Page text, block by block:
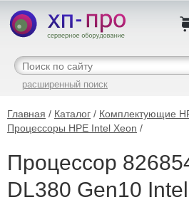
расширенный поиск
Главная / Каталог / Комплектующие
Процессоры HPE Intel Xeon /
Процессор
DL380 Gen10